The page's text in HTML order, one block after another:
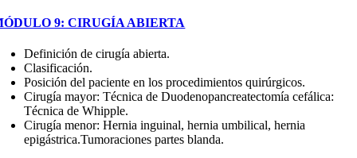
9: CIRUGÍA ABIERTA
Definición de cirugía abierta.
Clasificación.
Posición del paciente en los procedimientos quirúrgicos.
Cirugía mayor: Técnica de Duodenopancreatectomía cefálica:
Técnica de Whipple.
Cirugía menor: Hernia inguinal, hernia umbilical, hernia
epigástrica.Tumoraciones partes blanda.